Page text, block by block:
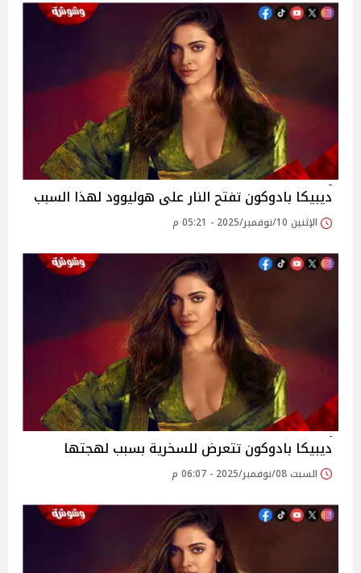
ديبيكا بادوكون تفتح النار على هوليوود لهذا السبب
الإثنين 10/نوفمبر/2025 - 05:21 م
ديبيكا بادوكون تتعرض للسخرية بسبب لهجتها
السبت 08/نوفمبر/2025 - 06:07 م